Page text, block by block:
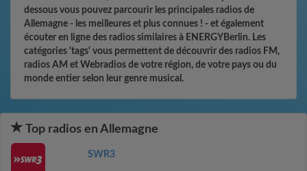
dessous vous pouvez parcourir les principales radios de
Allemagne - les meilleures et plus connues ! - et également
écouter en ligne des radios similaires à ENERGYBerlin. Les
catégories 'tags' vous permettent de découvrir des radios FM,
radios AM et Webradios de votre région, de votre pays ou du
monde entier selon leur genre musical.
Top radios en Allemagne
SWR3